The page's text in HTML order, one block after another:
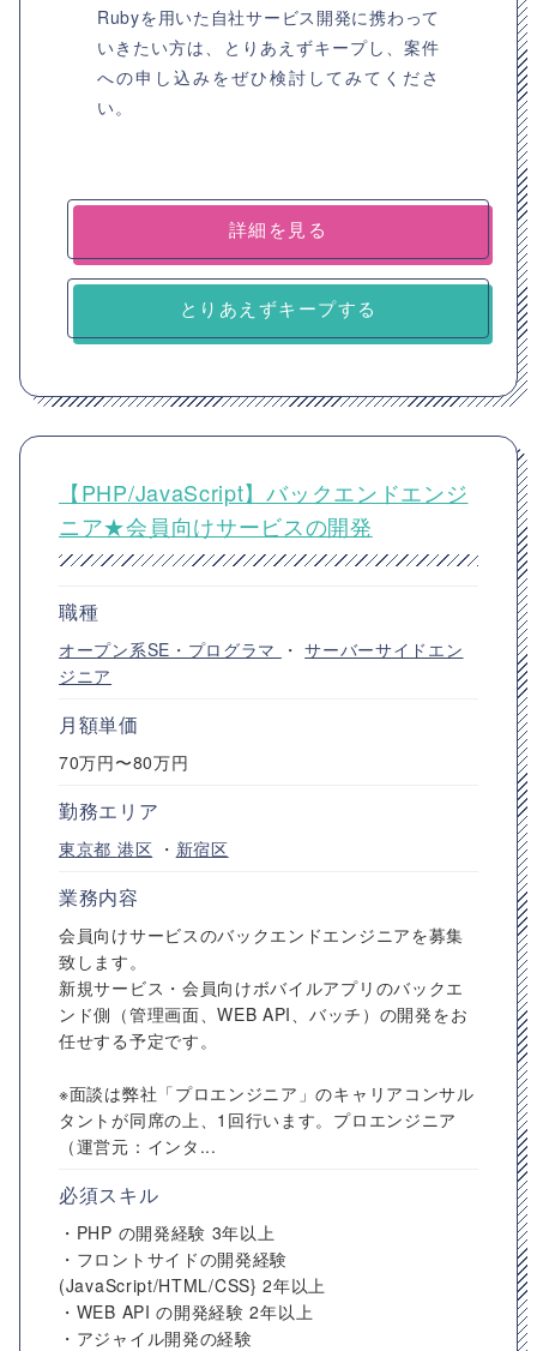
Rubyを用いた自社サービス開発に携わって
いきたい方は、とりあえずキープし、案件
への申し込みをぜひ検討してみてくださ
い。
詳細を見る
とりあえずキープする
【PHP/JavaScript】バックエンドエンジ
ニア★会員向けサービスの開発
職種
オープン系SE・プログラマ ・サーバーサイドエン
ジニア
月額単価
70万円〜80万円
勤務エリア
東京都 港区 ・ 新宿区
業務内容
会員向けサービスのバックエンドエンジニアを募集
致します。
新規サービス・会員向けボバイルアプリのバックエ
ンド側（管理画面、WEB API、バッチ）の開発をお
任せする予定です。
※面談は弊社「プロエンジニア」のキャリアコンサル
タントが同席の上、1回行います。プロエンジニア
（運営元：インタ...
必須スキル
・PHP の開発経験 3年以上
・フロントサイドの開発経験
(JavaScript/HTML/CSS} 2年以上
・WEB API の開発経験 2年以上
・アジャイル開発の経験